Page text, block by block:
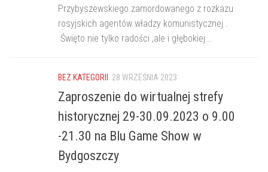
Przybyszewskiego zamordowanego z rozkazu
rosyjskich agentów władzy komunistycznej .
Święto nie tylko radości ,ale i głębokiej...
BEZ KATEGORII 28 WRZEŚNIA 2023
Zaproszenie do wirtualnej strefy
historycznej 29-30.09.2023 o 9.00
-21.30 na Blu Game Show w
Bydgoszczy